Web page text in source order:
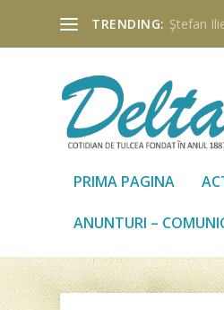
TRENDING: Ştefan
PRIMA PAGINA
ANUNTURI –